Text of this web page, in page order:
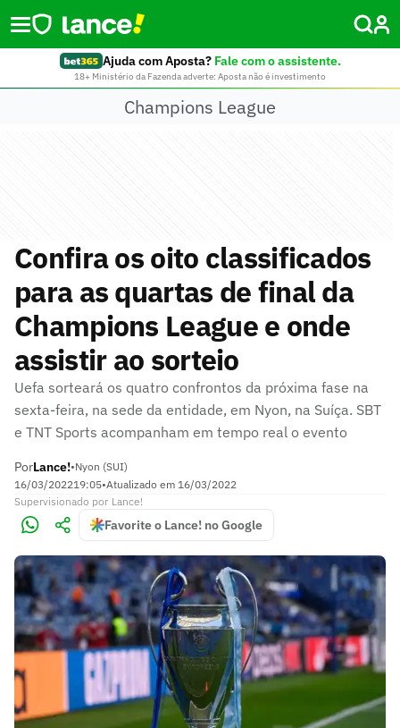
Ajuda com Aposta? Fale com o assistente.
18+ Ministério da Fazenda adverte: Aposta não é investimento
Champions League
Confira os oito classificados
para as quartas de final da
Champions League e onde
assistir ao sorteio
Uefa sorteará os quatro confrontos da próxima fase na
sexta-feira, na sede da entidade, em Nyon, na Suíça. SBT
e TNT Sports acompanham em tempo real o evento
PorLance!•Nyon (SUI)
16/03/202219:05•Atualizado em 16/03/2022
Supervisionado por Lance!
Favorite o Lance! no Google